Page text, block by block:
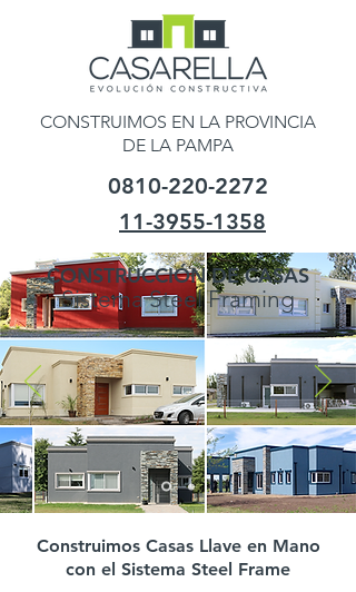
CONSTRUIMOS EN LA PROVINCIA
DE LA PAMPA
0810-220-2272
11-3955-1358
CONSTRUCCIÓN DE CASAS
SistemaSteel Framing
Construimos Casas Llave en Mano
con el Sistema Steel Frame